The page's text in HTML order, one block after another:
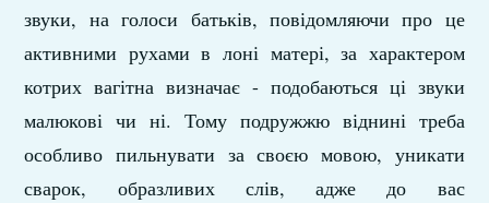
звуки, на голоси батьків, повідомляючи про це
активними рухами в лоні матері, за характером
котрих вагітна визначає - подобаються ці звуки
малюкові чи ні. Тому подружжю віднині треба
особливо пильнувати за своєю мовою, уникати
сварок, образливих слів, адже до вас